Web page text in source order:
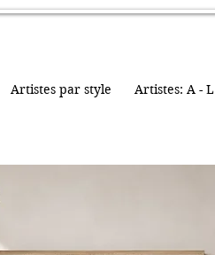
Artistes par style Artistes: A - L